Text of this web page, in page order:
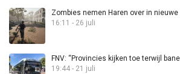
Zombies nemen Haren over in
16:11 - 26 juli
FNV: “Provincies kijken toe terwijl
19:44 - 21 juli